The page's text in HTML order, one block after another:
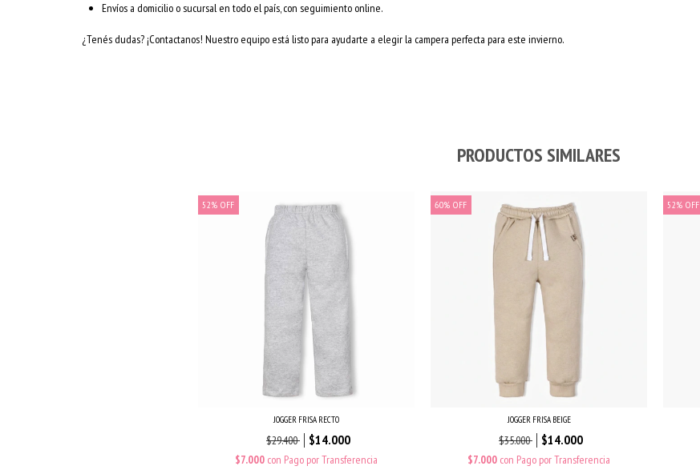
Envíos a domicilio o sucursal en todo el país, con seguimiento online.
¿Tenés dudas? ¡Contactanos! Nuestro equipo está listo para ayudarte a elegir la campera perfecta para este invierno.
PRODUCTOS SIMILARES
52% OFF
JOGGER FRISA RECTO
$29.400 $14.000
$7.000 con Pago por Transferencia
60% OFF
JOGGER FRISA BEIGE
$35.000 $14.000
$7.000 con Pago por Transferencia
52% OFF